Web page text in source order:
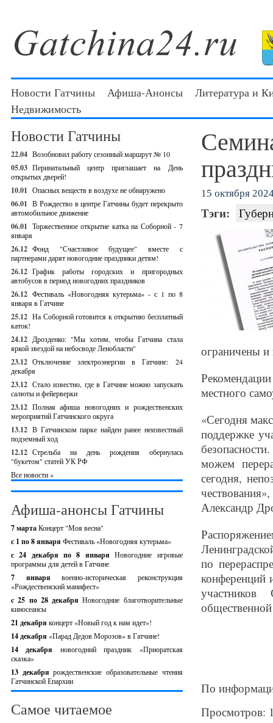
Новости Гатчины Афиша-Анонсы
Литература и
Недвижимость
Новости Гатчины
22.04 Возобновил работу сезонный маршрут № 10
05.03 Перинатальный центр приглашает на День
открытых дверей!
10.01 Опасных веществ в воздухе не обнаружено
06.01 В Рождество в центре Гатчины будет перекрыто
автомобильное движение
06.01 Торжественное открытие катка на Соборной - 7
января
26.12 Фонд "Счастливое будущее" вместе с
партнерами дарят новогодние праздники детям!
26.12 График работы городских и пригородных
автобусов в период новогодних праздников
26.12 Фестиваль «Новогодняя кутерьма» - с 1 по 8
января в Гатчине
25.12 На Соборной готовится к открытию бесплатный
каток!
24.12 Дрозденко: "Мы хотим, чтобы Гатчина стала
яркой звездой на небосводе Ленобласти"
23.12 Отключение электроэнергии в Гатчине: 24
декабря
23.12 Стало известно, где в Гатчине можно запускать
салюты и фейерверки
23.12 Полная афиша новогодних и рождественских
мероприятий Гатчинского округа
13.12 В Гатчинском парке найден ранее неизвестный
подземный ход
12.12 Стрельба на день рождения обернулась
"букетом" статей УК РФ
Все новости »
Афиша-анонсы Гатчины
7 мартаКонцерт "Моя весна"
с 1 по 8 января Фестиваль «Новогодняя кутерьма»
с 24 декабря по 8 январяНовогодние игровые
программы для детей в Гатчине
7 январявоенно-историческая реконструкция
«Рождественский манифест»
c 25 по 28 декабряНовогодние благотворительные
киносеансы
21 декабря концерт «Новый год к нам идет»!
14 декабря «Парад Дедов Морозов» в Гатчине!
14 декабря новогодний праздник «Приоратская
сказка»
13 декабрярождественские образовательные чтения
Гатчинской Епархии
Самое читаемое
15 октября
Тэги:
ограничены
местного
«Сегодня
поддержке
можем
сегодня,
Александр
по
конференций
По
Просмотров: